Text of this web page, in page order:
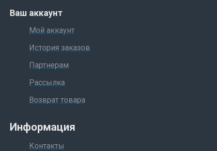
Ваш аккаунт
Мой аккаунт
История заказов
Партнерам
Рассылка
Возврат товара
Информация
Контакты